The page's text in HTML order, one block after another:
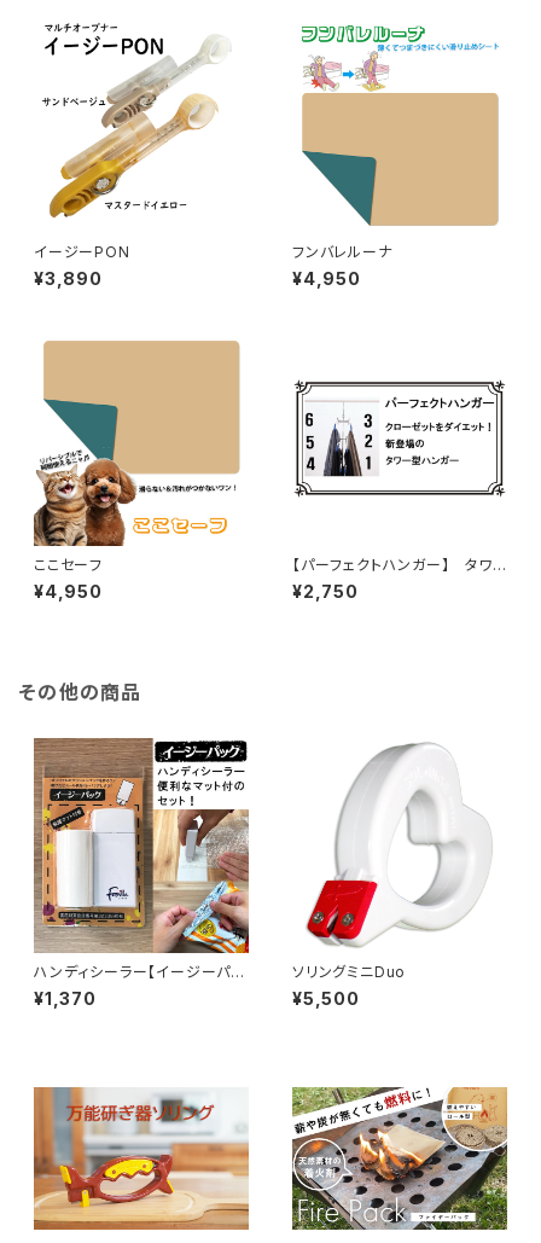
イージーPON
¥3,890
フンバレルーナ
¥4,950
ここセーフ
¥4,950
【パーフェクトハンガー】 タワ
ー型ハンガーでクローゼットを
ダイエット！
¥2,750
その他の商品
ハンディシーラー【イージーパッ
ク 保護マット付き】
¥1,370
ソリングミニDuo
¥5,500